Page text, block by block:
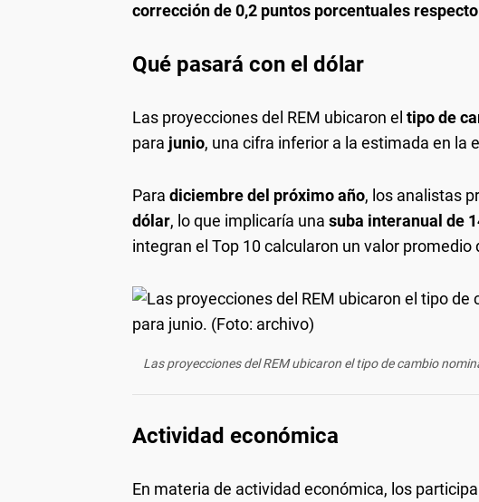
corrección de 0,2 puntos porcentuales
Qué pasará con el dólar
Las proyecciones del REM ubicaron el tipo de
para junio, una cifra inferior a la estimada en la
Para diciembre del próximo año, los analistas
dólar, lo que implicaría una suba interanual de
integran el Top 10 calcularon un valor promedio
Las proyecciones del REM ubicaron el tipo de cambio
Actividad económica
En materia de actividad económica, los